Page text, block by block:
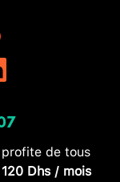
de tous
120 Dhs / mois